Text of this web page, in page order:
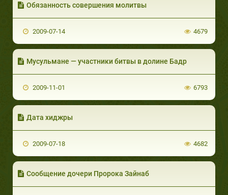
Обязанность совершения молитвы
2009-07-14 4679
Мусульмане — участники битвы в долине Бадр
2009-11-01 6793
Дата хиджры
2009-07-18 4682
Сообщение дочери Пророка Зайнаб